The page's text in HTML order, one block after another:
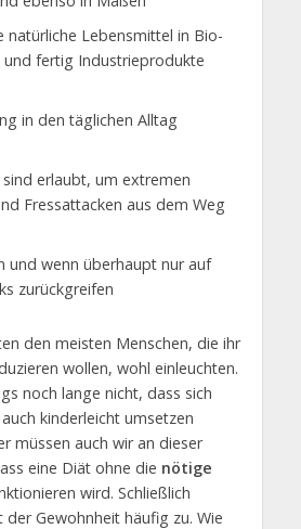
natürliche Lebensmittel in Bio-
und fertig Industrieprodukte
in den täglichen Alltag
sind erlaubt, um extremen
Fressattacken aus dem Weg
und wenn überhaupt nur auf
zurückgreifen
den meisten Menschen, die ihr
wollen, wohl einleuchten.
noch lange nicht, dass sich
kinderleicht umsetzen
müssen auch wir an dieser
eine Diät ohne die nötige
wird. Schließlich
Gewohnheit häufig zu. Wie